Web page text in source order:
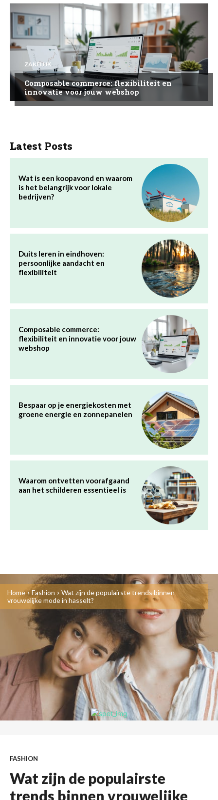
ZAKELIJK
Composable commerce: flexibiliteit en
innovatie voor jouw webshop
Latest Posts
Wat is een koopavond en waarom
is het belangrijk voor lokale
bedrijven?
Duits leren in eindhoven:
persoonlijke aandacht en
flexibiliteit
Composable commerce:
flexibiliteit en innovatie voor jouw
webshop
Bespaar op je energiekosten met
groene energie en zonnepanelen
Waarom ontvetten voorafgaand
aan het schilderen essentieel is